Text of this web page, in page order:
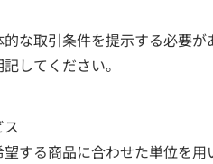
な取引条件を提示する必要
してください。
する商品に合わせた単位を用